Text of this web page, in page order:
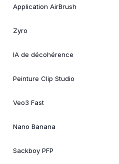
Application AirBrush
Zyro
IA de décohérence
Peinture Clip Studio
Veo3 Fast
Nano Banana
Sackboy PFP